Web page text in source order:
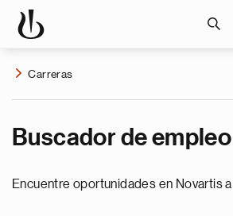
Carreras
Buscador de empleo
Encuentre oportunidades en Novartis